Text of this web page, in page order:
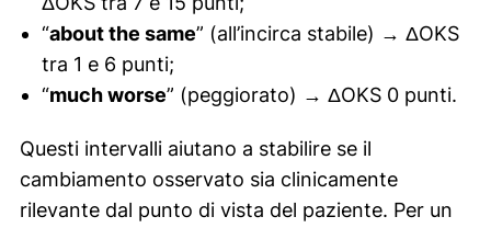
“about the same” (all’incirca stabile) → ΔOKS
tra 1 e 6 punti;
“much worse” (peggiorato) → ΔOKS 0 punti.
Questi intervalli aiutano a stabilire se il
cambiamento osservato sia clinicamente
rilevante dal punto di vista del paziente. Per un